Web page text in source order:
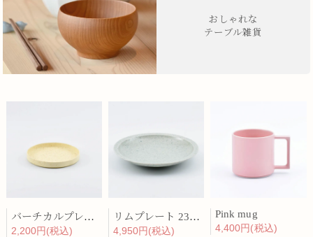
おしゃれな
テーブル雑貨
バーチカルプレート 15cm 化粧土
2,200円(税込)
リムプレート 23cm 呉須散
4,950円(税込)
Pink mug
4,400円(税込)